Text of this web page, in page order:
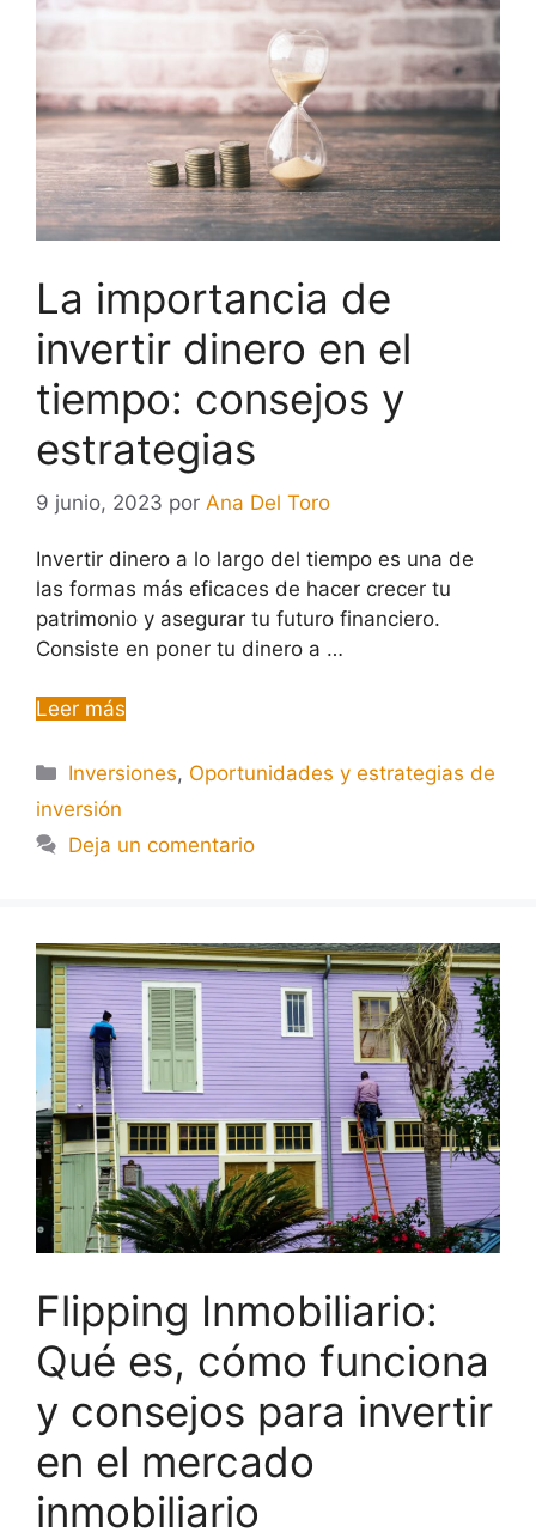
La importancia de
invertir dinero en el
tiempo: consejos y
estrategias
9 junio, 2023 por Ana Del Toro
Invertir dinero a lo largo del tiempo es una de
las formas más eficaces de hacer crecer tu
patrimonio y asegurar tu futuro financiero.
Consiste en poner tu dinero a …
Leer más
Inversiones, Oportunidades y estrategias de
inversión
Deja un comentario
Flipping Inmobiliario:
Qué es, cómo funciona
y consejos para invertir
en el mercado
inmobiliario